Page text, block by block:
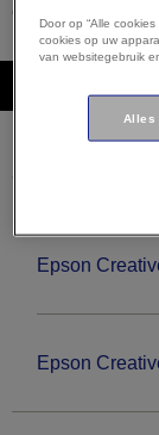
compatibele
Epson
Epson
Door op “Alle
cookies op uw
van websitegebruik
Alles